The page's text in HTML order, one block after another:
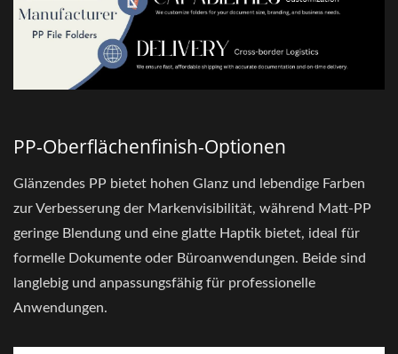
PP-Oberflächenfinish-Optionen
Glänzendes PP bietet hohen Glanz und lebendige Farben
zur Verbesserung der Markenvisibilität, während Matt-PP
geringe Blendung und eine glatte Haptik bietet, ideal für
formelle Dokumente oder Büroanwendungen. Beide sind
langlebig und anpassungsfähig für professionelle
Anwendungen.